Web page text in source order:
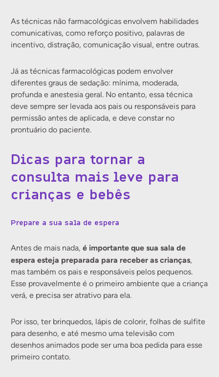
As técnicas não farmacológicas envolvem habilidades
comunicativas, como reforço positivo, palavras de
incentivo, distração, comunicação visual, entre outras.
Já as técnicas farmacológicas podem envolver
diferentes graus de sedação: mínima, moderada,
profunda e anestesia geral. No entanto, essa técnica
deve sempre ser levada aos pais ou responsáveis para
permissão antes de aplicada, e deve constar no
prontuário do paciente.
Dicas para tornar a
consulta mais leve para
crianças e bebês
Prepare a sua sala de espera
Antes de mais nada,é importante que sua sala de
espera esteja preparada para receber as crianças,
mas também os pais e responsáveis pelos pequenos.
Esse provavelmente é o primeiro ambiente que a criança
verá, e precisa ser atrativo para ela.
Por isso, ter brinquedos, lápis de colorir, folhas de sulfite
para desenho, e até mesmo uma televisão com
desenhos animados pode ser uma boa pedida para esse
primeiro contato.